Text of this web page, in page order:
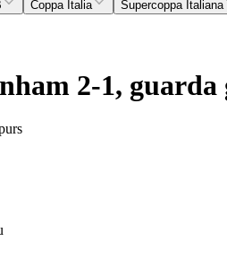
Coppa Italia Supercoppa Italiana
2-1,